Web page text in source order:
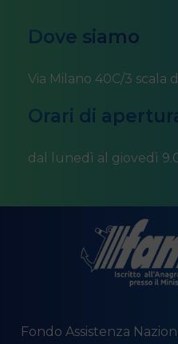
Dove siamo
Via Milano 40C/3 scala
Orari di
dal lunedì al giovedì
Fondo Assistenza